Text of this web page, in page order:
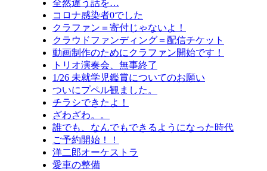
全然違う話を…
コロナ感染者0でした
クラファン＝寄付じゃないよ！
クラウドファンディング＝配信チケット
動画制作のためにクラファン開始です！
トリオ演奏会、無事終了
1/26 未就学児鑑賞についてのお願い
ついにプペル観ました。
チラシできたよ！
ざわざわ。。
誰でも、なんでもできるようになった時代
ご予約開始！！
洋二郎オーケストラ
愛車の整備